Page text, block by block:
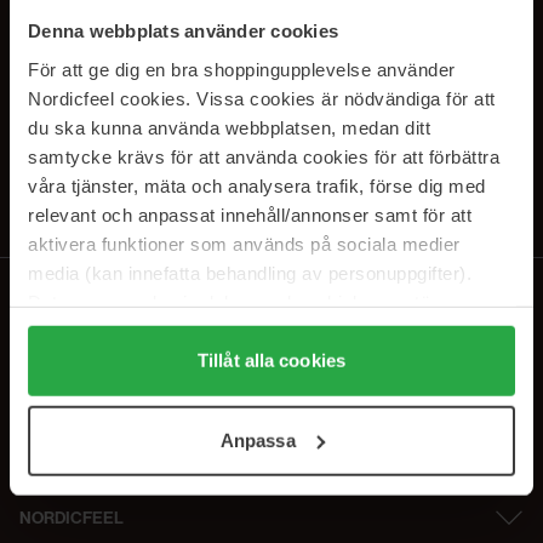
Denna webbplats använder cookies
För att ge dig en bra shoppingupplevelse använder
Nordicfeel cookies. Vissa cookies är nödvändiga för att
du ska kunna använda webbplatsen, medan ditt
samtycke krävs för att använda cookies för att förbättra
våra tjänster, mäta och analysera trafik, förse dig med
relevant och anpassat innehåll/annonser samt för att
aktivera funktioner som används på sociala medier
media (kan innefatta behandling av personuppgifter).
Genom att trycka på "Tillåt alla cookies" accepterar du
alla cookies, medan du under "Detaljer" kan anpassa
användningen av cookies. Du kan när som helst återkalla
samt vår Integritetspolicy.
Tillåt alla cookies
Anpassa
SUBSCRIBE TO OUR
NEWSLETTER
E-mail
Ved at abonnere accepterer du voresprivatlivspolitik. Afmeld til enhver
NORDICFEEL